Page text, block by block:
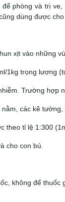
phòng và trị
dùng được
xịt vào những
1kg trọng lượng
Trường hợp
các kẽ
theo tỉ lệ 1:300
cho con bú.
không để thuốc